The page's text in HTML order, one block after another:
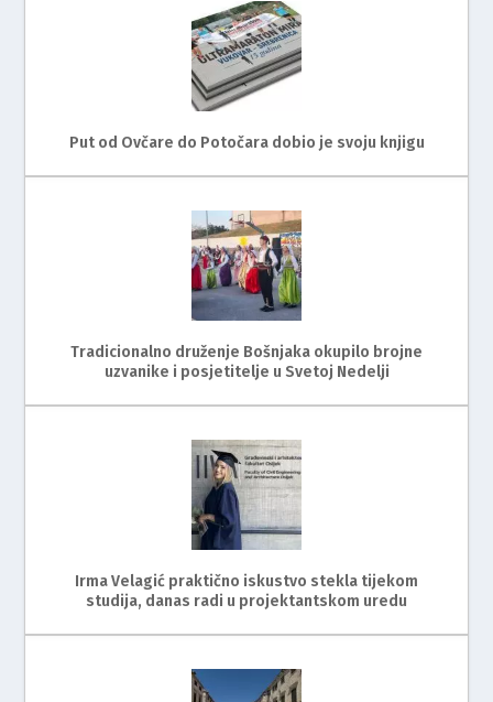
Put od Ovčare do Potočara dobio je svoju knjigu
Tradicionalno druženje Bošnjaka okupilo brojne
uzvanike i posjetitelje u Svetoj Nedelji
Irma Velagić praktično iskustvo stekla tijekom
studija, danas radi u projektantskom uredu